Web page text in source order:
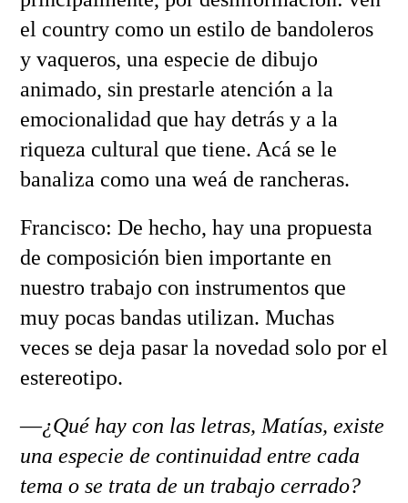
el country como un estilo de bandoleros
y vaqueros, una especie de dibujo
animado, sin prestarle atención a la
emocionalidad que hay detrás y a la
riqueza cultural que tiene. Acá se le
banaliza como una weá de rancheras.
Francisco: De hecho, hay una propuesta
de composición bien importante en
nuestro trabajo con instrumentos que
muy pocas bandas utilizan. Muchas
veces se deja pasar la novedad solo por el
estereotipo.
—¿Qué hay con las letras, Matías, existe
una especie de continuidad entre cada
tema o se trata de un trabajo cerrado?